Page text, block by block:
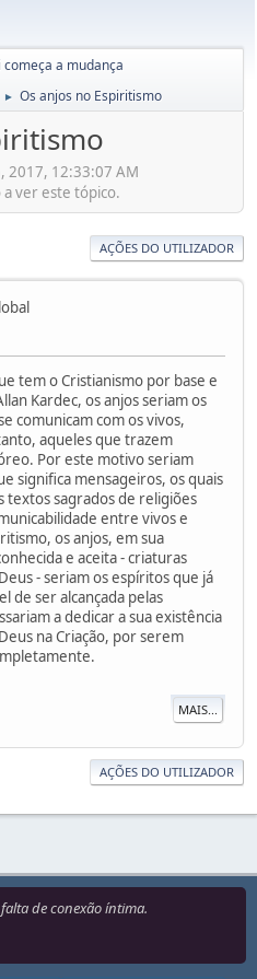
a mudança
► Os anjos no Espiritismo
2017, 12:33:07 AM
ver este tópico.
AÇÕES DO UTILIZADOR
tem o Cristianismo por base e
Kardec, os anjos seriam os
comunicam com os vivos,
aqueles que trazem
Por este motivo seriam
significa mensageiros, os quais
textos sagrados de religiões
entre vivos e
os anjos, em sua
e aceita - criaturas
- seriam os espíritos que já
de ser alcançada pelas
a dedicar a sua existência
na Criação, por serem
MAIS...
AÇÕES DO UTILIZADOR
de conexão íntima.